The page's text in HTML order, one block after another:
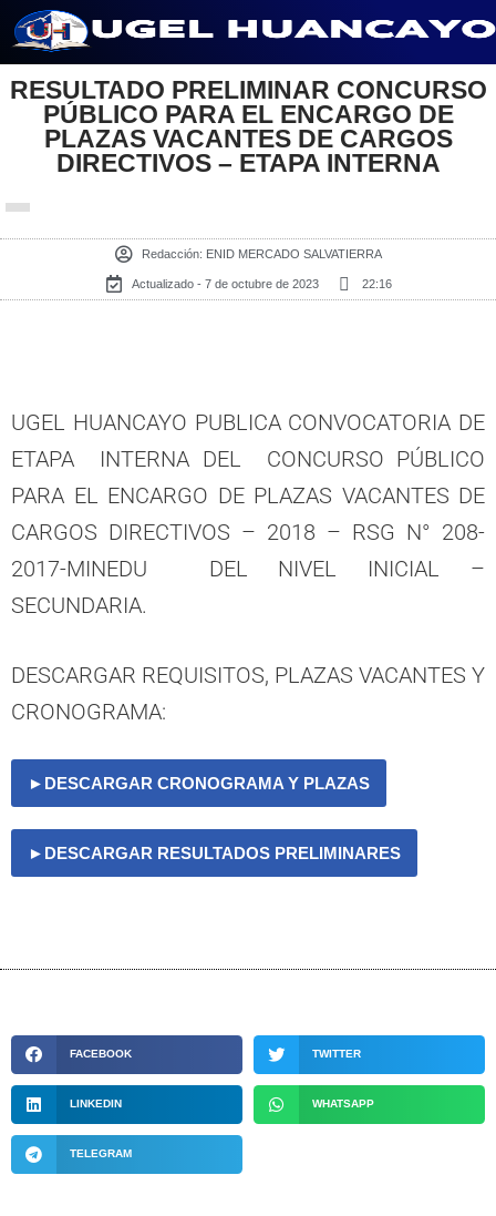
al
contenido
RESULTADO PRELIMINAR CONCURSO
PÚBLICO PARA EL ENCARGO DE
PLAZAS VACANTES DE CARGOS
DIRECTIVOS – ETAPA INTERNA
Redacción: ENID MERCADO SALVATIERRA
Actualizado - 7 de octubre de 2023 22:16
UGEL HUANCAYO PUBLICA CONVOCATORIA DE
ETAPA INTERNA DEL CONCURSO PÚBLICO
PARA EL ENCARGO DE PLAZAS VACANTES DE
CARGOS DIRECTIVOS – 2018 – RSG N° 208-
2017-MINEDU DEL NIVEL INICIAL –
SECUNDARIA.
DESCARGAR REQUISITOS, PLAZAS VACANTES Y
CRONOGRAMA:
►DESCARGAR CRONOGRAMA Y PLAZAS
►DESCARGAR RESULTADOS PRELIMINARES
FACEBOOK TWITTER
LINKEDIN WHATSAPP
TELEGRAM